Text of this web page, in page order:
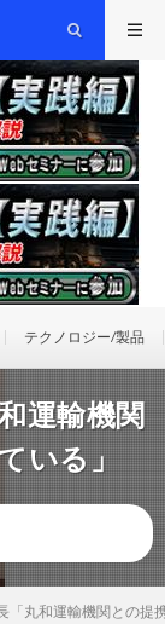
テクノロジー/製品
運輸機関
いる」
「丸和運輸機関との提